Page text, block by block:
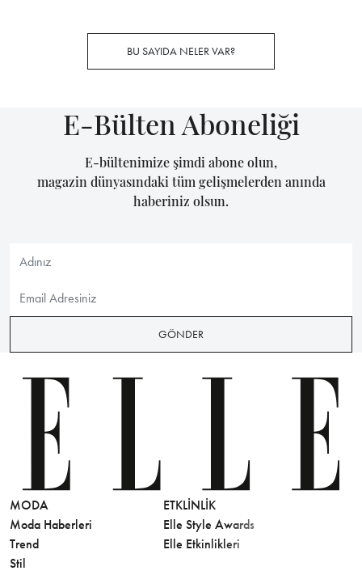
BU SAYIDA NELER VAR?
E-Bülten Aboneliği
E-bültenimize şimdi abone olun,
magazin dünyasındaki tüm gelişmelerden anında
haberiniz olsun.
GÖNDER
MODA
Moda Haberleri
Trend
Stil
ETKLINLIK
Elle Style Awards
Elle Etkinlikleri